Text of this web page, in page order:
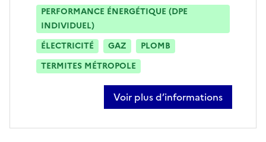
PERFORMANCE ÉNERGÉTIQUE (DPE
INDIVIDUEL)
ÉLECTRICITÉ
GAZ
PLOMB
TERMITES MÉTROPOLE
Voir plus d’informations
sur julien seurin